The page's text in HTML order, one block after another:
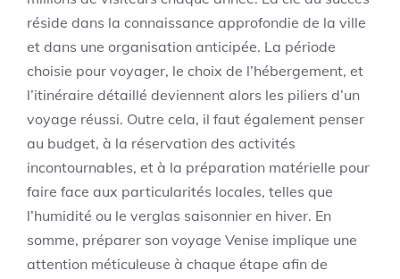
réside dans la connaissance approfondie de la ville
et dans une organisation anticipée. La période
choisie pour voyager, le choix de l’hébergement, et
l’itinéraire détaillé deviennent alors les piliers d’un
voyage réussi. Outre cela, il faut également penser
au budget, à la réservation des activités
incontournables, et à la préparation matérielle pour
faire face aux particularités locales, telles que
l’humidité ou le verglas saisonnier en hiver. En
somme, préparer son voyage Venise implique une
attention méticuleuse à chaque étape afin de